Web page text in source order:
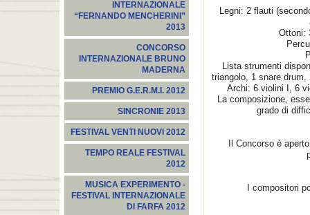
INTERNAZIONALE
“FERNANDO MENCHERINI”
2013
CONCORSO
INTERNAZIONALE BRUNO
MADERNA
PREMIO G.E.R.M.I. 2012
SINCRONIE 2013
FESTIVAL VENTI NUOVI 2012
TEMPO REALE FESTIVAL
2012
MUSICA EXPERIMENTO -
FESTIVAL INTERNAZIONALE
DI FARFA 2012
Legni: 2 flauti
Ottoni:
Lista strumenti
triangolo, 1 snare
Archi: 6 violini I, 6
La composizione,
grado di
Il Concorso è
I compositori